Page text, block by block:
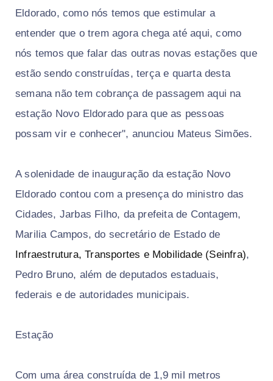
Eldorado, como nós temos que estimular a
entender que o trem agora chega até aqui, como
nós temos que falar das outras novas estações que
estão sendo construídas, terça e quarta desta
semana não tem cobrança de passagem aqui na
estação Novo Eldorado para que as pessoas
possam vir e conhecer", anunciou Mateus Simões.
A solenidade de inauguração da estação Novo
Eldorado contou com a presença do ministro das
Cidades, Jarbas Filho, da prefeita de Contagem,
Marilia Campos, do secretário de Estado de
Infraestrutura, Transportes e Mobilidade (Seinfra),
Pedro Bruno, além de deputados estaduais,
federais e de autoridades municipais.
Estação
Com uma área construída de 1,9 mil metros